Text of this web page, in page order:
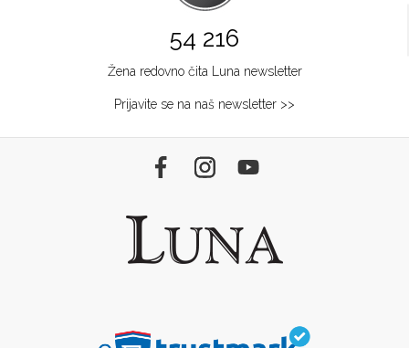
54 216
Žena redovno čita Luna newsletter
Prijavite se na naš newsletter >>